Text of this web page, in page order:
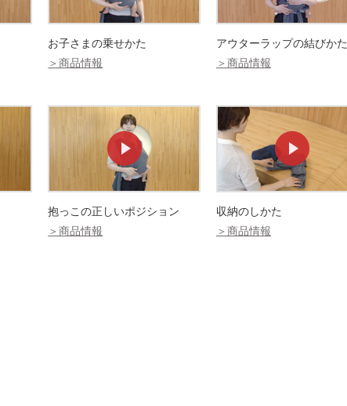
お子さまの乗せかた
＞商品情報
アウターラップの結びかた
＞商品情報
抱っこの正しいポジション
＞商品情報
収納のしかた
＞商品情報